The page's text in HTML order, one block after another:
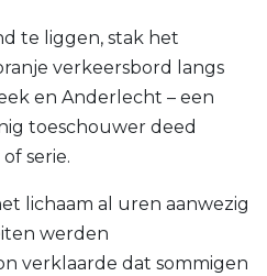
te liggen, stak het
verkeersbord langs
en Anderlecht – een
toeschouwer deed
serie.
lichaam al uren aanwezig
werden
verklaarde dat sommigen